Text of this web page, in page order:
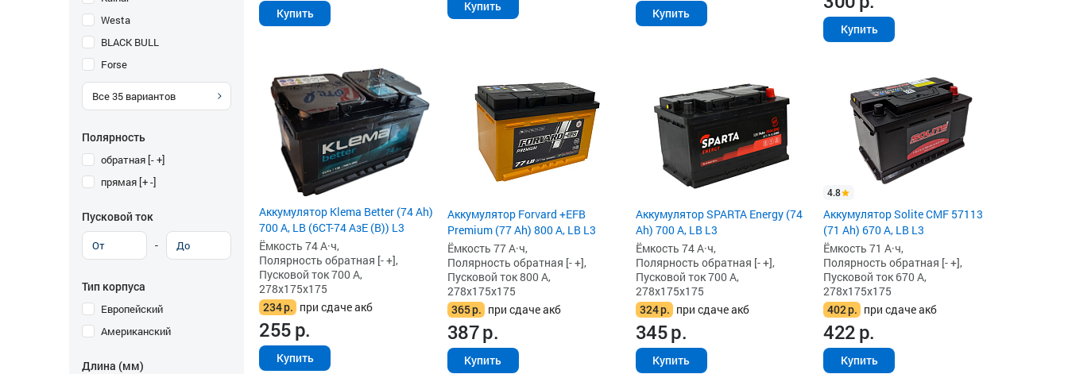
Westa
BLACK BULL
Forse
Все35 вариантов
Полярность
обратная [- +]
прямая [+ -]
Пусковой ток
-
Тип корпуса
Европейский
Американский
Длина (мм)
Купить Купить Купить
Купить
Аккумулятор Klema Better (74 Ah)
700 А, LB (6СТ-74 АзЕ (B)) L3
Ёмкость 74 А·ч,
Полярность обратная [- +],
Пусковой ток 700 А,
278x175x175
234р. при сдаче акб
255р.
Купить
Аккумулятор Forvard +EFB
Premium (77 Ah) 800 А, LB L3
Ёмкость 77 А·ч,
Полярность обратная [- +],
Пусковой ток 800 А,
278x175x175
365р. при сдаче акб
387р.
Купить
Аккумулятор SPARTA Energy (74
Ah) 700 А, LB L3
Ёмкость 74 А·ч,
Полярность обратная [- +],
Пусковой ток 700 А,
278x175x175
324р. при сдаче акб
345р.
Купить
4.8
Аккумулятор Solite CMF 57113
(71 Ah) 670 А, LB L3
Ёмкость 71 А·ч,
Полярность обратная [- +],
Пусковой ток 670 А,
278x175x175
402р. при сдаче акб
422р.
Купить